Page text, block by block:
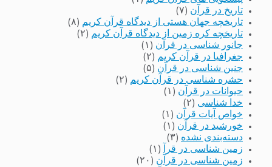
تاریخ در قرآن (۷)
تاریخچه جهان هستی از دیدگاه قرآن کریم (۸)
تاریخچه کره زمین از دیدگاه قرآن کریم (۲)
جانور شناسی در قرآن (۱)
جغرافیا در قرآن کریم (۲)
جنین شناسی در قرآن (۵)
حشره شناسی در قرآن کریم (۲)
حیوانات در قرآن (۱)
خدا شناسی (۲)
خواص آیات قرآن (۱)
خورشید در قرآن (۱)
دسته‌بندی نشده (۳)
زمین شناسی در قرآ
(۱)
زمین شناسی در قرآن (۲۰)